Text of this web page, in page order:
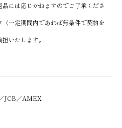
には応じかねますのでご了承くださ
一定期間内であれば無条件で契約を
いたします。
JCB／AMEX